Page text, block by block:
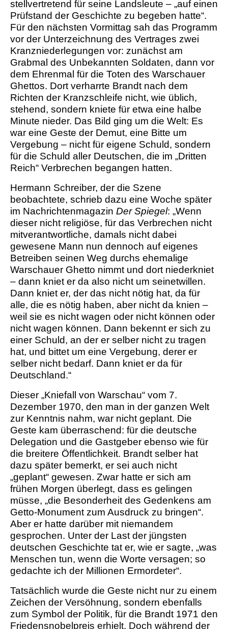
stellvertretend für seine Landsleute – „auf einen
Prüfstand der Geschichte zu begeben hatte“.
Für den nächsten Vormittag sah das Programm
vor der Unterzeichnung des Vertrages zwei
Kranzniederlegungen vor: zunächst am
Grabmal des Unbekannten Soldaten, dann vor
dem Ehrenmal für die Toten des Warschauer
Ghettos. Dort verharrte Brandt nach dem
Richten der Kranzschleife nicht, wie üblich,
stehend, sondern kniete für etwa eine halbe
Minute nieder. Das Bild ging um die Welt: Es
war eine Geste der Demut, eine Bitte um
Vergebung – nicht für eigene Schuld, sondern
für die Schuld aller Deutschen, die im „Dritten
Reich“ Verbrechen begangen hatten.
Hermann Schreiber, der die Szene
beobachtete, schrieb dazu eine Woche später
im Nachrichtenmagazin Der Spiegel: „Wenn
dieser nicht religiöse, für das Verbrechen nicht
mitverantwortliche, damals nicht dabei
gewesene Mann nun dennoch auf eigenes
Betreiben seinen Weg durchs ehemalige
Warschauer Ghetto nimmt und dort niederkniet
– dann kniet er da also nicht um seinetwillen.
Dann kniet er, der das nicht nötig hat, da für
alle, die es nötig haben, aber nicht da knien –
weil sie es nicht wagen oder nicht können oder
nicht wagen können. Dann bekennt er sich zu
einer Schuld, an der er selber nicht zu tragen
hat, und bittet um eine Vergebung, derer er
selber nicht bedarf. Dann kniet er da für
Deutschland.“
Dieser „Kniefall von Warschau“ vom 7.
Dezember 1970, den man in der ganzen Welt
zur Kenntnis nahm, war nicht geplant. Die
Geste kam überraschend: für die deutsche
Delegation und die Gastgeber ebenso wie für
die breitere Öffentlichkeit. Brandt selber hat
dazu später bemerkt, er sei auch nicht
„geplant“ gewesen. Zwar hatte er sich am
frühen Morgen überlegt, dass es gelingen
müsse, „die Besonderheit des Gedenkens am
Getto-Monument zum Ausdruck zu bringen“.
Aber er hatte darüber mit niemandem
gesprochen. Unter der Last der jüngsten
deutschen Geschichte tat er, wie er sagte, „was
Menschen tun, wenn die Worte versagen; so
gedachte ich der Millionen Ermordeter“.
Tatsächlich wurde die Geste nicht nur zu einem
Zeichen der Versöhnung, sondern ebenfalls
zum Symbol der Politik, für die Brandt 1971 den
Friedensnobelpreis erhielt. Doch während der